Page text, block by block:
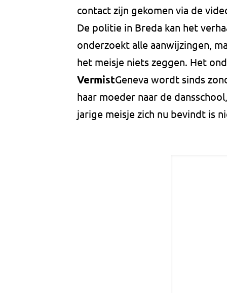
contact zijn gekomen via de
De politie in Breda kan het
onderzoekt alle aanwijzingen,
het meisje niets zeggen. Het
VermistGeneva wordt sinds
haar moeder naar de
jarige meisje zich nu bevindt is